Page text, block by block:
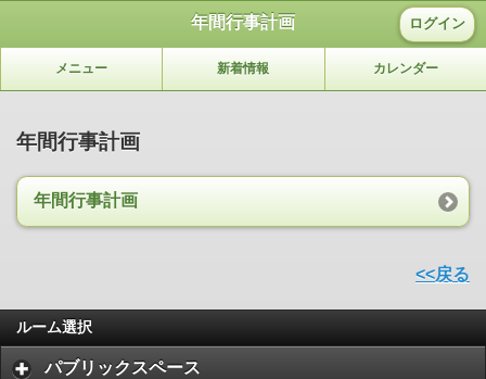
年間行事計画 ログイン
メニュー 新着情報 カレンダー
年間行事計画
年間行事計画
<<戻る
ルーム選択
パブリックスペース